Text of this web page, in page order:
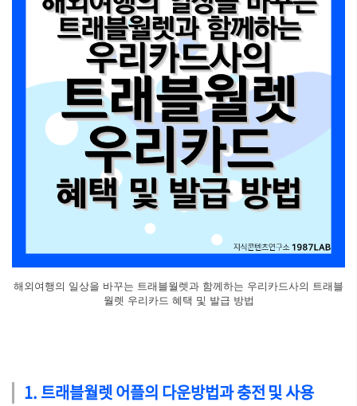
해외여행의 일상을 바꾸는 트래블월렛과 함께하는 우리카드사의 트래블
월렛 우리카드 혜택 및 발급 방법
1. 트래블월렛 어플의 다운방법과 충전 및 사용